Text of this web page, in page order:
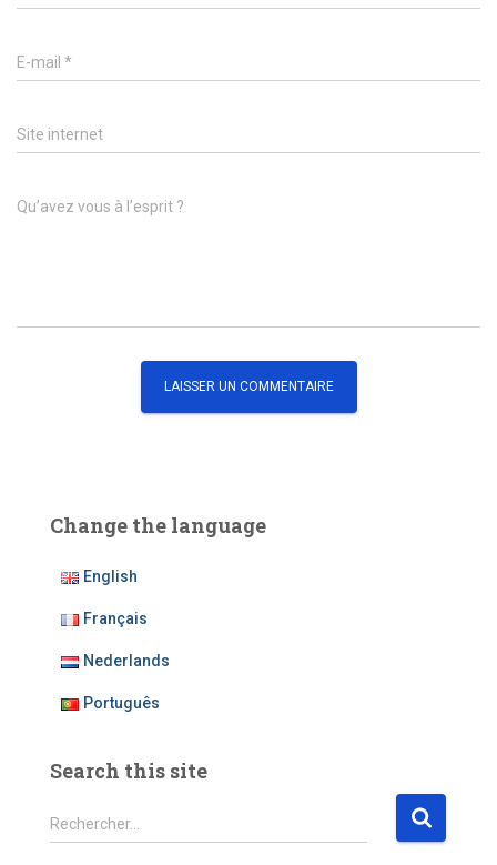
E-mail *
Site internet
Qu’avez vous à l’esprit ?
Change the language
English
Français
Nederlands
Português
Search this site
R
e
Rechercher…